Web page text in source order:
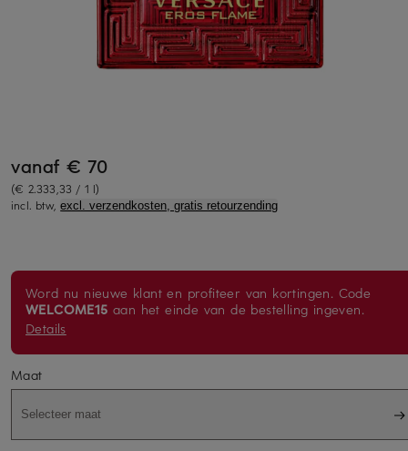
vanaf € 70
(€ 2.333,33 / 1 l)
incl. btw,excl. verzendkosten, gratis retourzending
Word nu nieuwe klant en profiteer van kortingen. Code
WELCOME15 aan het einde van de bestelling ingeven.
Details
Maat
Selecteer maat